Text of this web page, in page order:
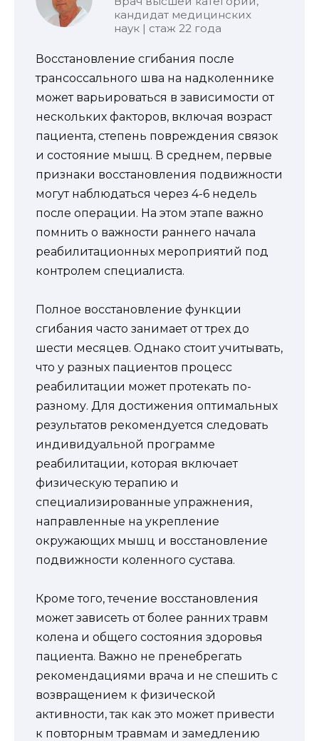
кандидат медицинских
наук | стаж 22 года
Восстановление сгибания после
трансоссального шва на надколеннике
может варьироваться в зависимости от
нескольких факторов, включая возраст
пациента, степень повреждения связок
и состояние мышц. В среднем, первые
признаки восстановления подвижности
могут наблюдаться через 4-6 недель
после операции. На этом этапе важно
помнить о важности раннего начала
реабилитационных мероприятий под
контролем специалиста.
Полное восстановление функции
сгибания часто занимает от трех до
шести месяцев. Однако стоит учитывать,
что у разных пациентов процесс
реабилитации может протекать по-
разному. Для достижения оптимальных
результатов рекомендуется следовать
индивидуальной программе
реабилитации, которая включает
физическую терапию и
специализированные упражнения,
направленные на укрепление
окружающих мышц и восстановление
подвижности коленного сустава.
Кроме того, течение восстановления
может зависеть от более ранних травм
колена и общего состояния здоровья
пациента. Важно не пренебрегать
рекомендациями врача и не спешить с
возвращением к физической
активности, так как это может привести
к повторным травмам и замедлению